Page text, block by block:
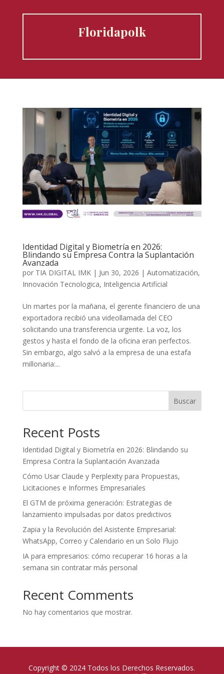
Floridapolk
Identidad Digital y Biometría en 2026:
Blindando su Empresa Contra la Suplantación
Avanzada
por TIA DIGITAL IMK| Jun 30, 2026 | Automatización,
Innovación Tecnologica, Inteligencia Artificial
Un martes por la mañana, el gerente financiero de una
exportadora recibió una videollamada del CEO
solicitando una transferencia urgente. La voz, los
gestos y hasta el fondo de la oficina eran perfectos.
Sin embargo, algo salvó a la empresa de una estafa
millonaria:...
Buscar
Recent Posts
Identidad Digital y Biometría en 2026: Blindando su
Empresa Contra la Suplantación Avanzada
Cómo Usar Claude y Perplexity para Propuestas,
Licitaciones e Informes Empresariales
El GTM de próxima generación: Estrategias de
lanzamiento impulsadas por datos predictivos
Zapia y la Revolución del Asistente Empresarial:
WhatsApp, Correo y Calendario en un Solo Flujo
IA para empresarios: cómo recuperar 16 horas a la
semana sin contratar más personal
Recent Comments
No hay comentarios que mostrar.
Copyright © 2024 Todos los Derechos Reservados.